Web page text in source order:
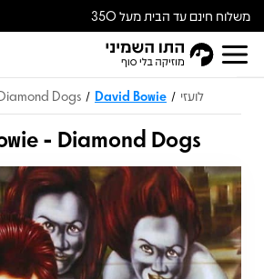
משלוח חינם עד הבית מעל 350
ש״ח
לועזי /
David Bowie
/
Dogs
- Diamond Dogs